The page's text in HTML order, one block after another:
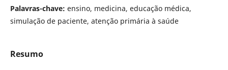
Palavras-chave: ensino, medicina, educação médica,
simulação de paciente, atenção primária à saúde
Resumo